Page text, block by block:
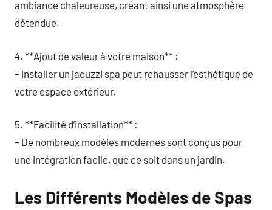
ambiance chaleureuse, créant ainsi une atmosphère
détendue.
4. **Ajout de valeur à votre maison** :
– Installer un jacuzzi spa peut rehausser l’esthétique de
votre espace extérieur.
5. **Facilité d’installation** :
– De nombreux modèles modernes sont conçus pour
une intégration facile, que ce soit dans un jardin.
Les Différents Modèles de Spas